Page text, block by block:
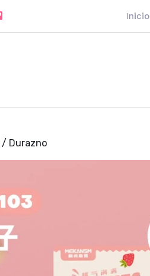
+56954689966 Inicio
/ Durazno